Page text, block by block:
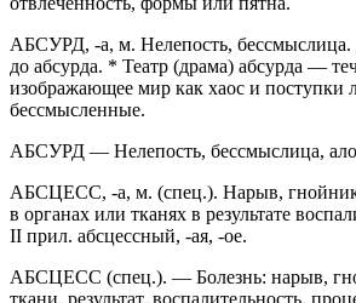
АБСУРД, -а, м. Нелепость, бессмыслица.
до абсурда. * Театр (драма) абсурда —
изображающее мир как хаос и поступки
бессмысленные.
АБСУРД — Нелепость, бессмыслица,
АБСЦЕСС, -а, м. (спец.). Нарыв,
в органах или тканях в результате
II прил. абсцессный, -ая, -ое.
АБСЦЕСС (спец.). — Болезнь: нарыв,
ткани, результат, воспалительность,